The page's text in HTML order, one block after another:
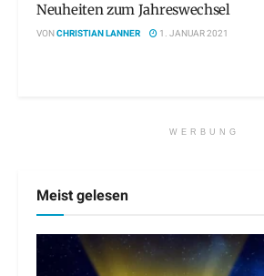
Neuheiten zum Jahreswechsel
VONCHRISTIAN LANNER 1. JANUAR 2021
WERBUNG
Meist gelesen